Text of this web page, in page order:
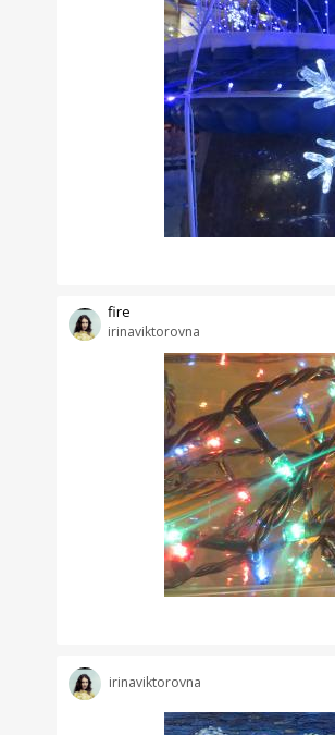
irinaviktorovna
fire
irinaviktorovna